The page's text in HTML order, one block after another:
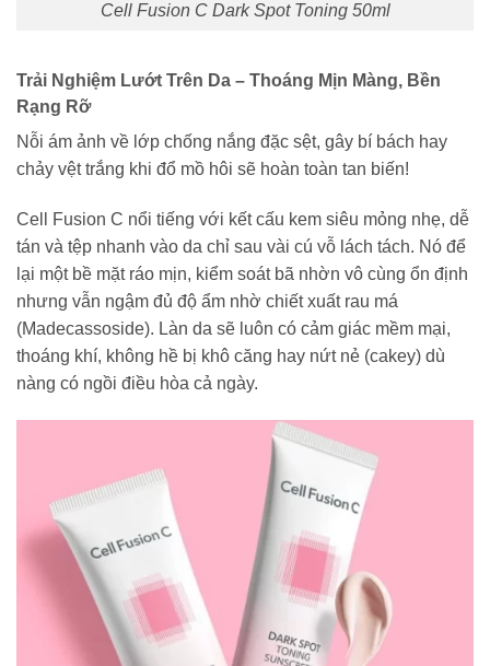
Cell Fusion C Dark Spot Toning 50ml
Trải Nghiệm Lướt Trên Da – Thoáng Mịn Màng, Bền
Rạng Rỡ
Nỗi ám ảnh về lớp chống nắng đặc sệt, gây bí bách hay
chảy vệt trắng khi đổ mồ hôi sẽ hoàn toàn tan biến!
Cell Fusion C nổi tiếng với kết cấu kem siêu mỏng nhẹ, dễ
tán và tệp nhanh vào da chỉ sau vài cú vỗ lách tách. Nó để
lại một bề mặt ráo mịn, kiểm soát bã nhờn vô cùng ổn định
nhưng vẫn ngậm đủ độ ẩm nhờ chiết xuất rau má
(Madecassoside). Làn da sẽ luôn có cảm giác mềm mại,
thoáng khí, không hề bị khô căng hay nứt nẻ (cakey) dù
nàng có ngồi điều hòa cả ngày.